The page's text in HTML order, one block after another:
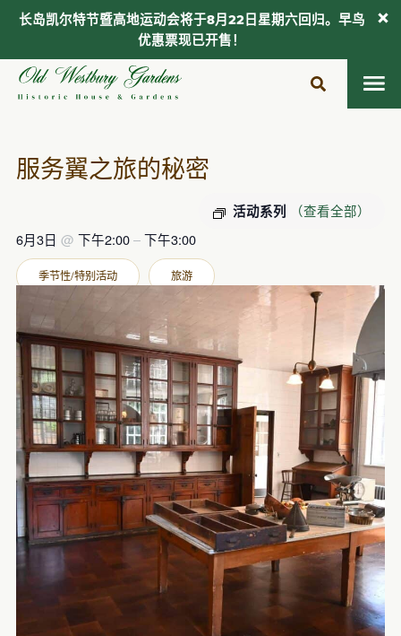
服务翼之旅的秘密
活动系列
（查看全部）
6月3日 @ 下午2:00–下午3:00
季节性/特别活动 旅游
长岛凯尔特节暨高地运动会将于8月22日星期六回归。早鸟
优惠票现已开售！